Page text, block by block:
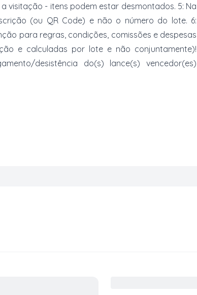
visitação - itens podem estar desmontados. 5: Na
(ou QR Code) e não o número do lote. 6:
para regras, condições, comissões e despesas
e calculadas por lote e não conjuntamente)!
desistência do(s) lance(s) vencedor(es)